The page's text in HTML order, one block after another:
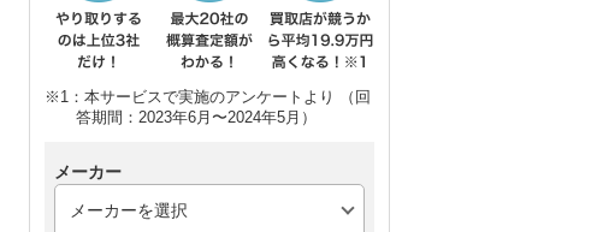
※1：本サービスで実施のアンケートより （回
答期間：2023年6月〜2024年5月）
メーカー